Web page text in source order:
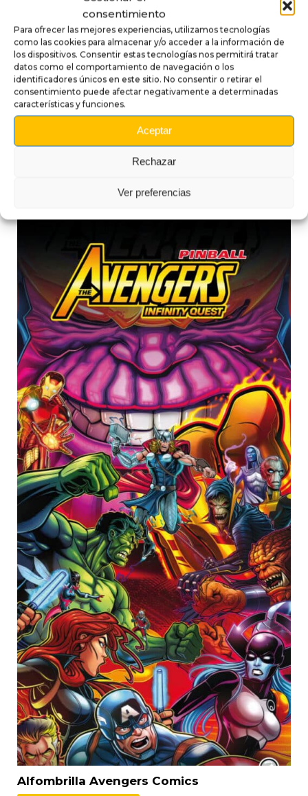
consentimiento
Para ofrecer las mejores experiencias, utilizamos tecnologías
como las cookies para almacenar y/o acceder a la información de
los dispositivos. Consentir estas tecnologías nos permitirá tratar
datos como el comportamiento de navegación o los
identificadores únicos en este sitio. No consentir o retirar el
consentimiento puede afectar negativamente a determinadas
características y funciones.
Aceptar
Rechazar
Ver preferencias
Pueden aparecer ligeras variaciones de tono
según los lotes y la iluminación ambiente. Para una
instalación ideal,
trabaje a temperatura moderada y utilice una espátula
suave.
Productos compatibles
Alfombrilla Avengers Comics